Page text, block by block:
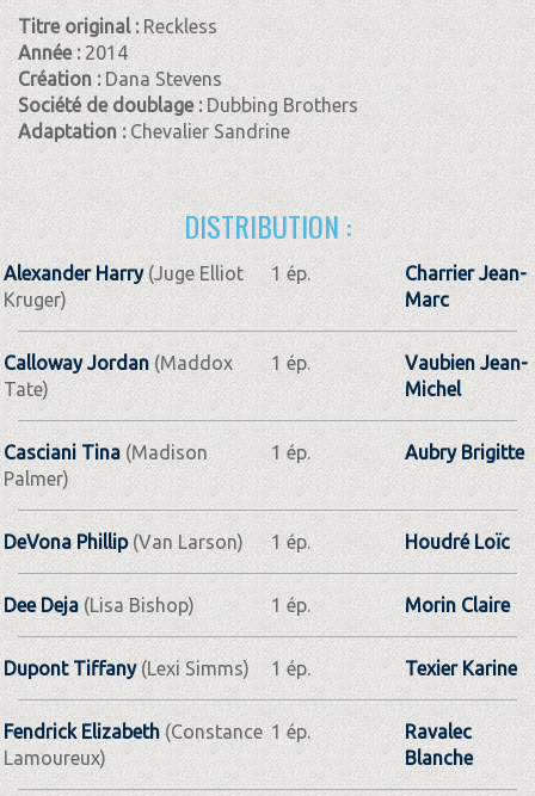
Titre original : Reckless
Année : 2014
Création : Dana Stevens
Société de doublage :Dubbing Brothers
Adaptation :Chevalier Sandrine
DISTRIBUTION :
Alexander Harry(Juge Elliot
Kruger)
1 ép.
Charrier Jean-
Marc
Calloway Jordan(Maddox
Tate)
1 ép.
Vaubien Jean-
Michel
Casciani Tina(Madison
Palmer)
1 ép. Aubry Brigitte
DeVona Phillip(Van Larson) 1 ép. Houdré Loïc
Dee Deja (Lisa Bishop) 1 ép. Morin Claire
Dupont Tiffany(Lexi Simms) 1 ép. Texier Karine
Fendrick Elizabeth(Constance
Lamoureux)
1 ép.
Ravalec
Blanche